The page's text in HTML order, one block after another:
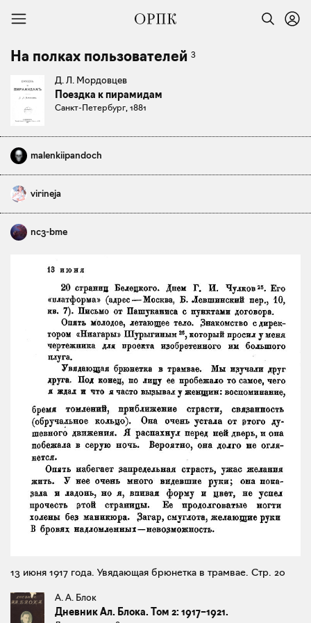
На полках пользователей 3
Д. Л. Мордовцев
Поездка к пирамидам
Санкт-Петербург, 1881
malenkiipandoch
virineja
nc3-bme
13 июня 1917 года. Увядающая брюнетка в трамвае. Стр. 20
А. А. Блок
Дневник Ал. Блока. Том 2: 1917–1921.